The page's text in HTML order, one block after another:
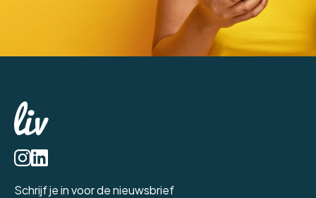
Schrijf je in voor de nieuwsbrief